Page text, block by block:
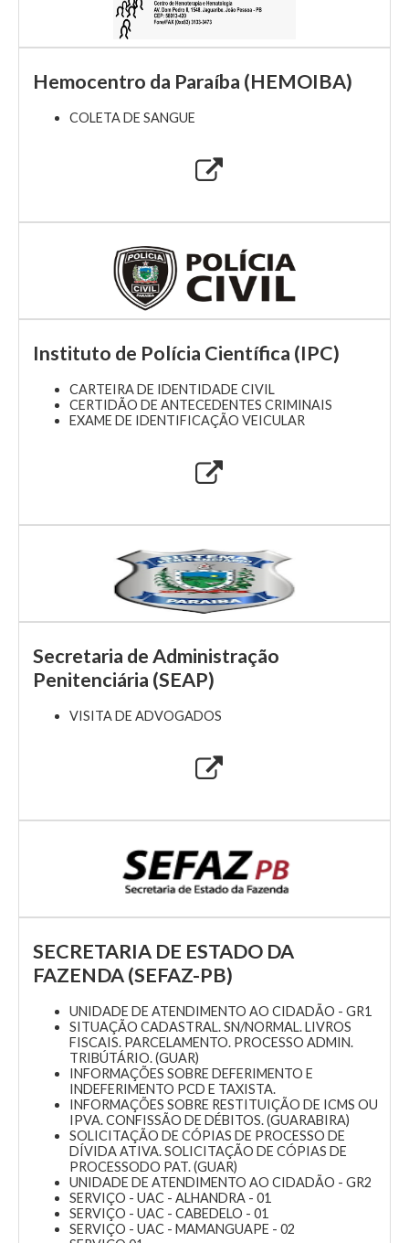
Hemocentro da Paraíba (HEMOIBA)
COLETA DE SANGUE
Instituto de Polícia Científica (IPC)
CARTEIRA DE IDENTIDADE CIVIL
CERTIDÃO DE ANTECEDENTES CRIMINAIS
EXAME DE IDENTIFICAÇÃO VEICULAR
Secretaria de Administração
Penitenciária (SEAP)
VISITA DE ADVOGADOS
SECRETARIA DE ESTADO DA
FAZENDA (SEFAZ-PB)
UNIDADE DE ATENDIMENTO AO CIDADÃO - GR1
SITUAÇÃO CADASTRAL. SN/NORMAL. LIVROS
FISCAIS. PARCELAMENTO. PROCESSO ADMIN.
TRIBÚTÁRIO. (GUAR)
INFORMAÇÕES SOBRE DEFERIMENTO E
INDEFERIMENTO PCD E TAXISTA.
INFORMAÇÕES SOBRE RESTITUIÇÃO DE ICMS OU
IPVA. CONFISSÃO DE DÉBITOS. (GUARABIRA)
SOLICITAÇÃO DE CÓPIAS DE PROCESSO DE
DÍVIDA ATIVA. SOLICITAÇÃO DE CÓPIAS DE
PROCESSODO PAT. (GUAR)
UNIDADE DE ATENDIMENTO AO CIDADÃO - GR2
SERVIÇO - UAC - ALHANDRA - 01
SERVIÇO - UAC - CABEDELO - 01
SERVIÇO - UAC - MAMANGUAPE - 02